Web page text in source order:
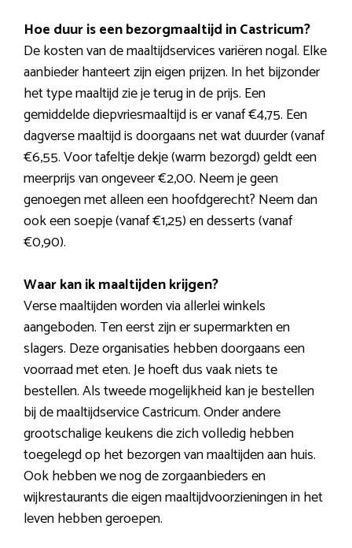
Hoe duur is een bezorgmaaltijd in Castricum?
De kosten van de maaltijdservices variëren nogal. Elke
aanbieder hanteert zijn eigen prijzen. In het bijzonder
het type maaltijd zie je terug in de prijs. Een
gemiddelde diepvriesmaaltijd is er vanaf €4,75. Een
dagverse maaltijd is doorgaans net wat duurder (vanaf
€6,55. Voor tafeltje dekje (warm bezorgd) geldt een
meerprijs van ongeveer €2,00. Neem je geen
genoegen met alleen een hoofdgerecht? Neem dan
ook een soepje (vanaf €1,25) en desserts (vanaf
€0,90).
Waar kan ik maaltijden krijgen?
Verse maaltijden worden via allerlei winkels
aangeboden. Ten eerst zijn er supermarkten en
slagers. Deze organisaties hebben doorgaans een
voorraad met eten. Je hoeft dus vaak niets te
bestellen. Als tweede mogelijkheid kan je bestellen
bij de maaltijdservice Castricum. Onder andere
grootschalige keukens die zich volledig hebben
toegelegd op het bezorgen van maaltijden aan huis.
Ook hebben we nog de zorgaanbieders en
wijkrestaurants die eigen maaltijdvoorzieningen in het
leven hebben geroepen.